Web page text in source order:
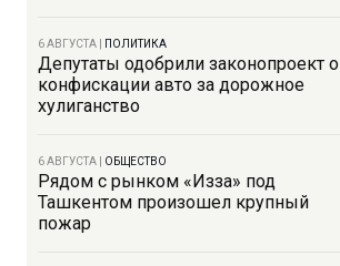
6 АВГУСТА ПОЛИТИКА
Депутаты одобрили законопроект о
конфискации авто за дорожное
хулиганство
6 АВГУСТА ОБЩЕСТВО
Рядом с рынком «Изза» под
Ташкентом произошел крупный
пожар